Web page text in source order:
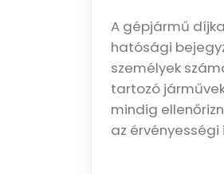
A gépjármű
hatósági
személyek
tartozó
mindig
az érvényességi